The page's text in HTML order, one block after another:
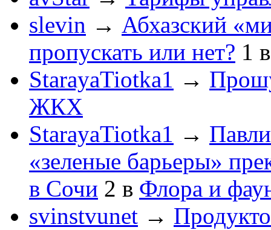
slevin → Абхазский
пропускать или нет? 1
StarayaTiotka1 →
ЖКХ
StarayaTiotka1 →
«зеленые барьеры»
в Сочи 2 в Флора и
svinstvunet →